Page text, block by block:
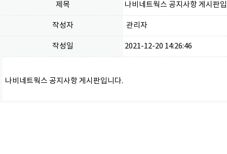
제목 나비네트웍스 공지사항 게시판
작성자 관리자
작성일 2021-12-20 14:26:46
나비네트웍스 공지사항 게시판입니다.